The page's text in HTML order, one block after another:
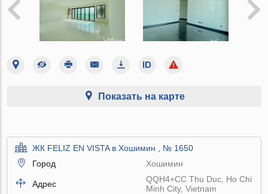
Показать на карте
ЖК FELIZ EN VISTA в Хошимин , № 1650
Город
Хошимин
Адрес
QQH4+CC Thu Duc, Ho Chi
Minh City, Vietnam